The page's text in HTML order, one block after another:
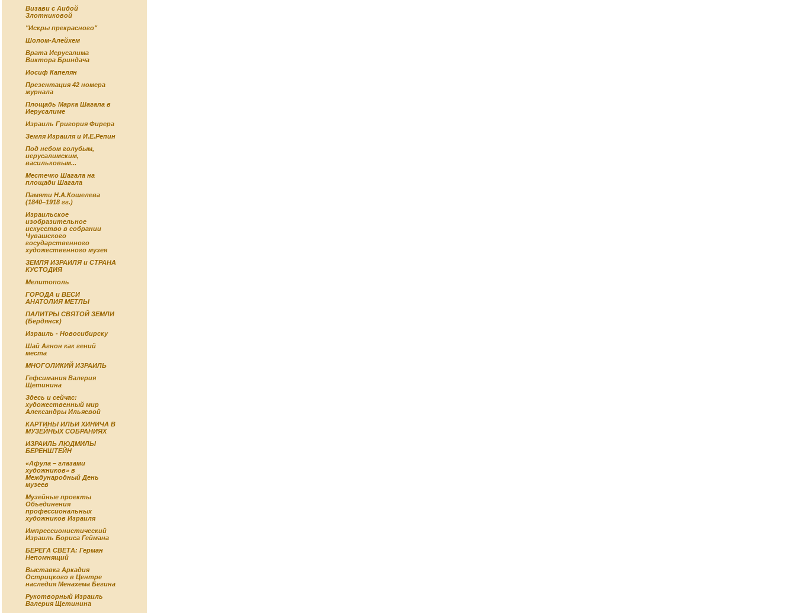
Визави с Аидой
Злотниковой
"Искры прекрасного"
Шолом-Алейхем
Врата Иерусалима
Виктора Бриндача
Иосиф Капелян
Презентация 42 номера
журнала
Площадь Марка Шагала в
Иерусалиме
Израиль Григория Фирера
Земля Израиля и И.Е.Репин
Под небом голубым,
иерусалимским,
васильковым...
Местечко Шагала на
площади Шагала
Памяти Н.А.Кошелева
(1840–1918 гг.)
Израильское
изобразительное
искусство в собрании
Чувашского
государственного
художественного музея
ЗЕМЛЯ ИЗРАИЛЯ и СТРАНА
КУСТОДИЯ
Мелитополь
ГОРОДА и ВЕСИ
АНАТОЛИЯ МЕТЛЫ
ПАЛИТРЫ СВЯТОЙ ЗЕМЛИ
(Бердянск)
Израиль - Новосибирску
Шай Агнон как гений
места
МНОГОЛИКИЙ ИЗРАИЛЬ
Гефсимания Валерия
Щетинина
Здесь и сейчас:
художественный мир
Александры Ильяевой
КАРТИНЫ ИЛЬИ ХИНИЧА В
МУЗЕЙНЫХ СОБРАНИЯХ
ИЗРАИЛЬ ЛЮДМИЛЫ
БЕРЕНШТЕЙН
«Афула – глазами
художников» в
Международный День
музеев
Музейные проекты
Объединения
профессиональных
художников Израиля
Импрессионистический
Израиль Бориса Геймана
БЕРЕГА СВЕТА: Герман
Непомнящий
Выставка Аркадия
Острицкого в Центре
наследия Менахема Бегина
Рукотворный Израиль
Валерия Щетинина